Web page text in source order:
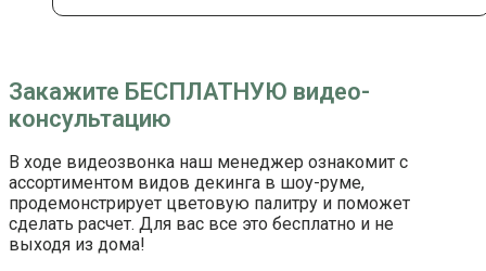
Закажите БЕСПЛАТНУЮ видео-
консультацию
В ходе видеозвонка наш менеджер ознакомит с
ассортиментом видов декинга в шоу-руме,
продемонстрирует цветовую палитру и поможет
сделать расчет. Для вас все это бесплатно и не
выходя из дома!